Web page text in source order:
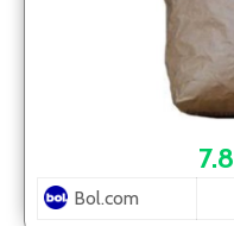
7.8
Bol.com